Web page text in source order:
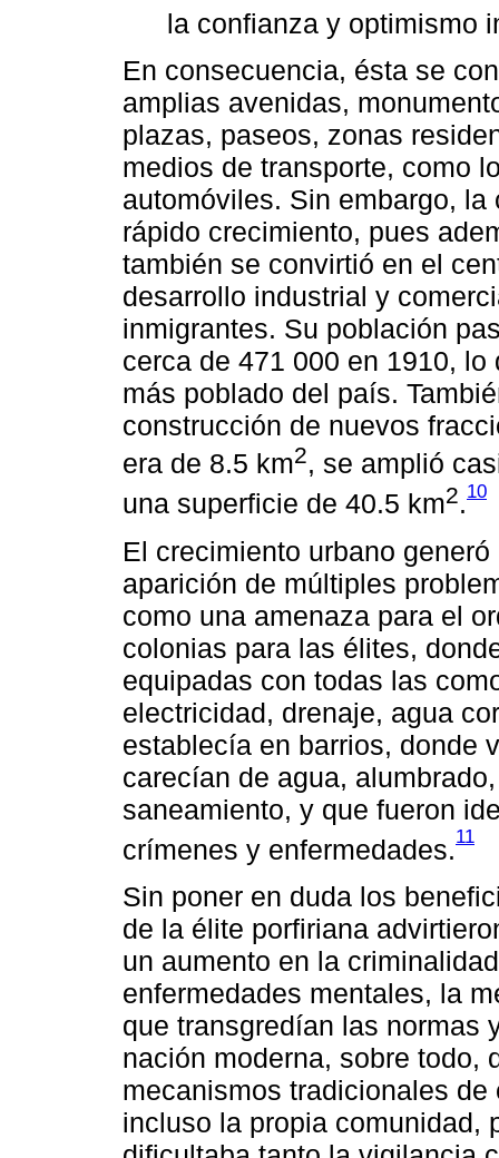
la confianza y optimismo
En consecuencia, ésta se
amplias avenidas,
plazas, paseos, zonas
medios de transporte, como
automóviles. Sin embargo,
rápido crecimiento, pues
también se convirtió en el
desarrollo industrial y
inmigrantes. Su población
cerca de 471 000 en 1910,
más poblado del país.
construcción de nuevos
era de 8.5 km2, se amplió
una superficie de 40.5 km2.10
El crecimiento urbano
aparición de múltiples
como una amenaza para el
colonias para las élites,
equipadas con todas las
electricidad, drenaje, agua
establecía en barrios, donde
carecían de agua,
saneamiento, y que fueron
crímenes y enfermedades.11
Sin poner en duda los
de la élite porfiriana
un aumento en la
enfermedades mentales, la
que transgredían las normas
nación moderna, sobre todo,
mecanismos tradicionales
incluso la propia comunidad,